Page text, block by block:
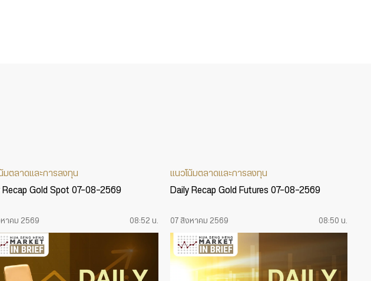
มตลาดและการลงทุน
Recap Gold Spot 07-08-2569
หาคม 2569 08:52 น.
แนวโน้มตลาดและการลงทุน
Daily Recap Gold Futures 07-08-2569
07 สิงหาคม 2569 08:50 น.